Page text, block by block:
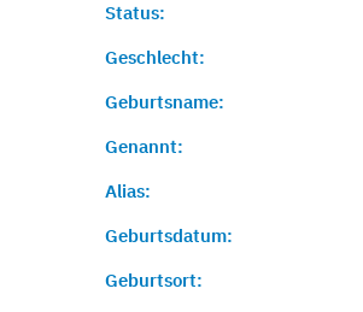
Status:
Geschlecht:
Geburtsname:
Genannt:
Alias:
Geburtsdatum:
Geburtsort: